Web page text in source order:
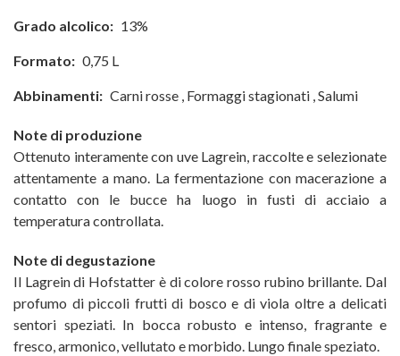
Grado alcolico: 13%
Formato: 0,75 L
Abbinamenti: Carni rosse , Formaggi stagionati ,Salumi
Note di produzione
Ottenuto interamente con uve Lagrein, raccolte e selezionate
attentamente a mano. La fermentazione con macerazione a
contatto con le bucce ha luogo in fusti di acciaio a
temperatura controllata.
Note di degustazione
Il Lagrein di Hofstatter è di colore rosso rubino brillante. Dal
profumo di piccoli frutti di bosco e di viola oltre a delicati
sentori speziati. In bocca robusto e intenso, fragrante e
fresco, armonico, vellutato e morbido. Lungo finale speziato.